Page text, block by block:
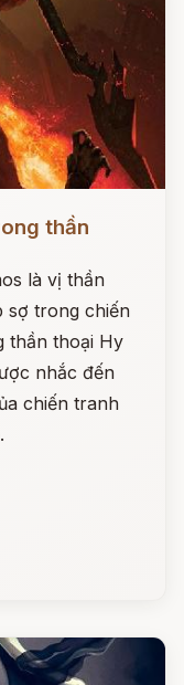
thần
là vị thần
sợ trong chiến
thần thoại Hy
nhắc đến
chiến tranh